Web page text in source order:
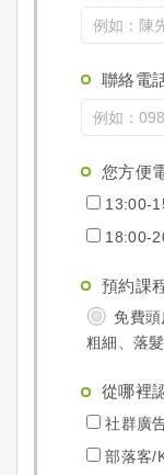
聯絡電
您方便
13:00-
18:00-
預約課
免費
粗細、落
從哪裡
社群廣
部落客/